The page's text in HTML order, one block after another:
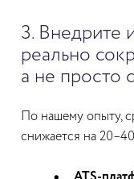
3. Внедрите
реально
а не просто
По нашему опыту,
снижается на